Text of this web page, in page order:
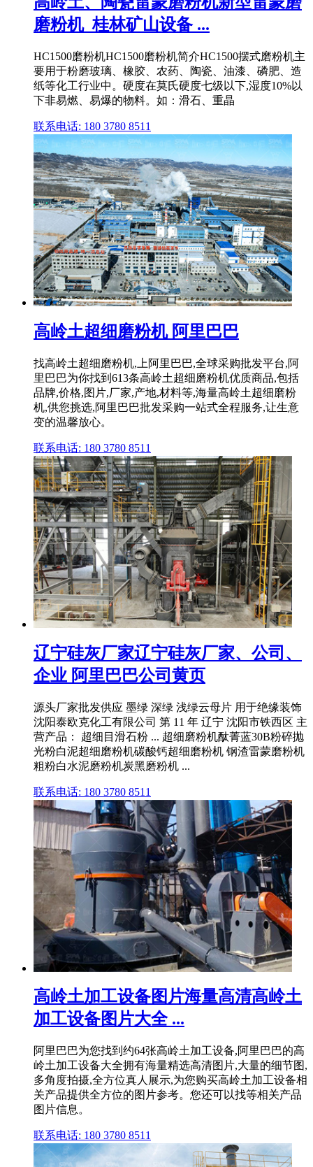
磨粉机_桂林矿山设备 ...
HC1500磨粉机HC1500磨粉机简介HC1500摆式磨粉机主
要用于粉磨玻璃、橡胶、农药、陶瓷、油漆、磷肥、造
纸等化工行业中。硬度在莫氏硬度七级以下,湿度10%以
下非易燃、易爆的物料。如：滑石、重晶
联系电话: 180 3780 8511
高岭土超细磨粉机 阿里巴巴
找高岭土超细磨粉机,上阿里巴巴,全球采购批发平台,阿
里巴巴为你找到613条高岭土超细磨粉机优质商品,包括
品牌,价格,图片,厂家,产地,材料等,海量高岭土超细磨粉
机,供您挑选,阿里巴巴批发采购一站式全程服务,让生意
变的温馨放心。
联系电话: 180 3780 8511
辽宁硅灰厂家辽宁硅灰厂家、公司、
企业 阿里巴巴公司黄页
源头厂家批发供应 墨绿 深绿 浅绿云母片 用于绝缘装饰
沈阳泰欧克化工有限公司 第 11 年 辽宁 沈阳市铁西区 主
营产品： 超细目滑石粉 ... 超细磨粉机酞菁蓝30B粉碎抛
光粉白泥超细磨粉机碳酸钙超细磨粉机 钢渣雷蒙磨粉机
粗粉白水泥磨粉机炭黑磨粉机 ...
联系电话: 180 3780 8511
高岭土加工设备图片海量高清高岭土
加工设备图片大全 ...
阿里巴巴为您找到约64张高岭土加工设备,阿里巴巴的高
岭土加工设备大全拥有海量精选高清图片,大量的细节图,
多角度拍摄,全方位真人展示,为您购买高岭土加工设备相
关产品提供全方位的图片参考。您还可以找等相关产品
图片信息。
联系电话: 180 3780 8511